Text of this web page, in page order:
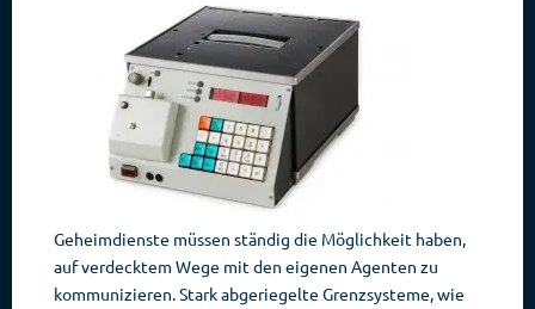
Geheimdienste müssen ständig die Möglichkeit haben,
auf verdecktem Wege mit den eigenen Agenten zu
kommunizieren. Stark abgeriegelte Grenzsysteme, wie